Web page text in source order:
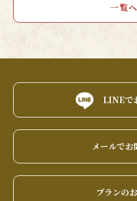
一覧
LINEで
メールで
プランの